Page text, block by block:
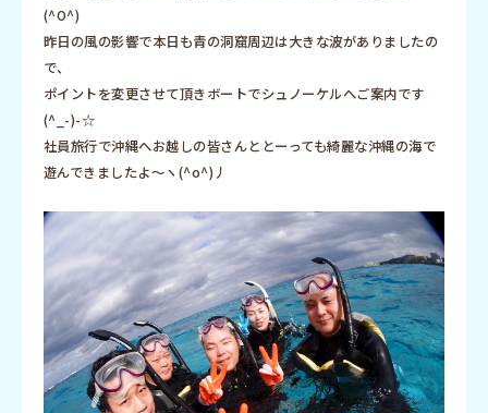
(^O^)
昨日の風の影響で本日も青の洞窟周辺は大きな波がありましたの
で、
ポイントを変更させて頂きボートでシュノーケルへご案内です
(^_-)-☆
社員旅行で沖縄へお越しの皆さんととーっても綺麗な沖縄の海で
遊んできましたよ～ヽ(^o^)丿